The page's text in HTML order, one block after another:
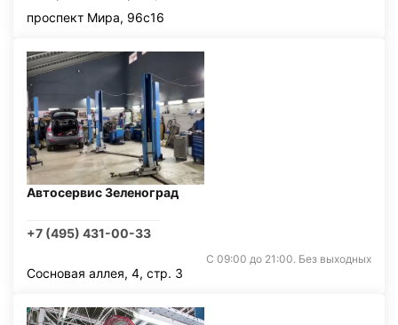
проспект Мира, 96с16
Автосервис Зеленоград
+7 (495) 431-00-33
С 09:00 до 21:00. Без выходных
Сосновая аллея, 4, стр. 3